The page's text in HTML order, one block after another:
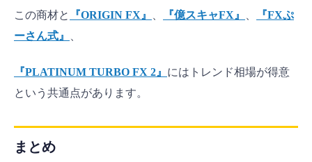
この商材と 『ORIGIN FX』 『億スキャFX』
『FXぷ
ーさん式』
『PLATINUM TURBO FX 2』 にはトレンド相場が得意
という共通点があります。
まとめ